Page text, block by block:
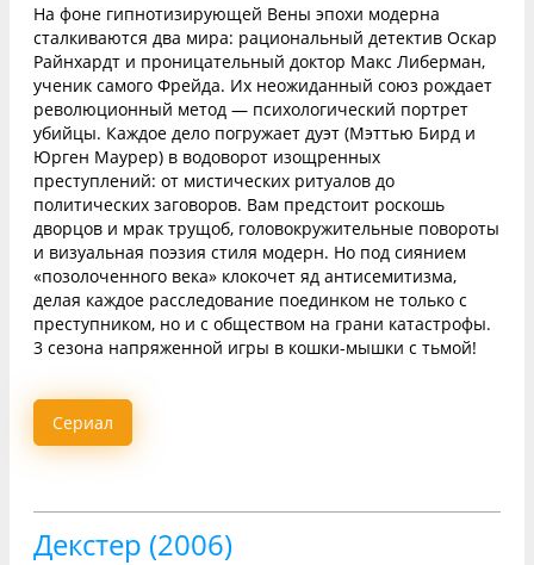
На фоне гипнотизирующей Вены эпохи модерна
сталкиваются два мира: рациональный детектив Оскар
Райнхардт и проницательный доктор Макс Либерман,
ученик самого Фрейда. Их неожиданный союз рождает
революционный метод — психологический портрет
убийцы. Каждое дело погружает дуэт (Мэттью Бирд и
Юрген Маурер) в водоворот изощренных
преступлений: от мистических ритуалов до
политических заговоров. Вам предстоит роскошь
дворцов и мрак трущоб, головокружительные повороты
и визуальная поэзия стиля модерн. Но под сиянием
«позолоченного века» клокочет яд антисемитизма,
делая каждое расследование поединком не только с
преступником, но и с обществом на грани катастрофы.
3 сезона напряженной игры в кошки-мышки с тьмой!
Сериал
Декстер (2006)